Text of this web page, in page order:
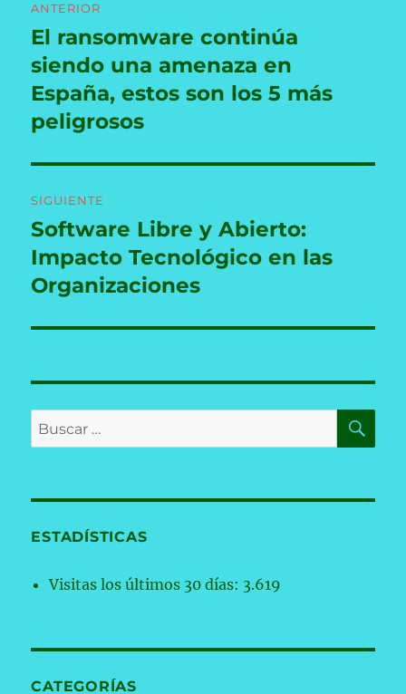
de
entradas
ANTERIOR
Entrada
anterior:
El ransomware continúa
siendo una amenaza en
España, estos son los 5 más
peligrosos
SIGUIENTE
Entrada
siguiente:
Software Libre y Abierto:
Impacto Tecnológico en las
Organizaciones
Buscar
por:
ESTADÍSTICAS
Visitas los últimos 30 días: 3.619
CATEGORÍAS